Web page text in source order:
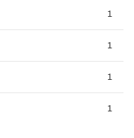
1
1
1
1